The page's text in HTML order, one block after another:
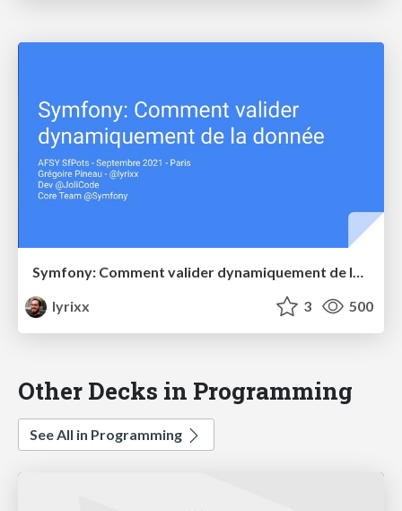
Symfony: Comment valider dynamiquement de la donnée
lyrixx
3 500
Other Decks in Programming
See All in Programming